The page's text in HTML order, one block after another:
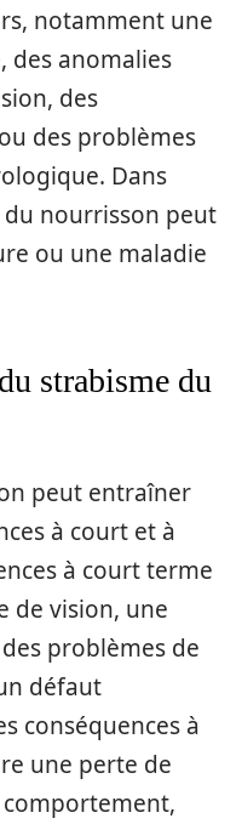
notamment une
des anomalies
des
des problèmes
Dans
du nourrisson peut
ou une maladie
strabisme du
peut entraîner
à court et à
à court terme
de vision, une
problèmes de
défaut
conséquences à
une perte de